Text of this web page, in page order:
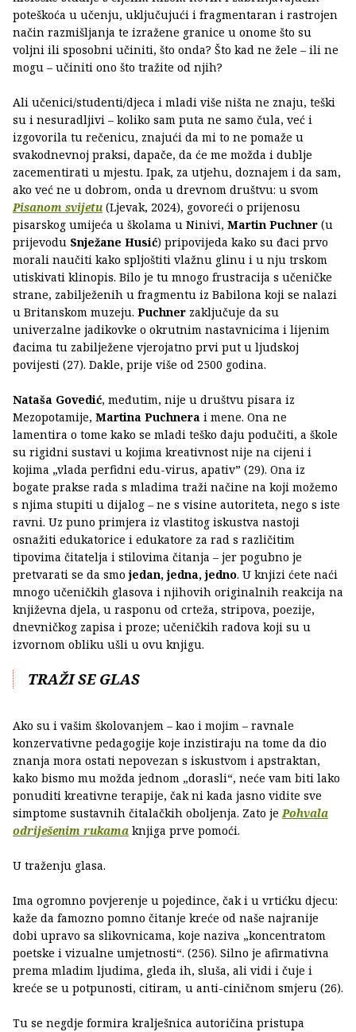
poteškoća u učenju, uključujući i fragmentaran i rastrojen
način razmišljanja te izražene granice u onome što su
voljni ili sposobni učiniti, što onda? Što kad ne žele – ili ne
mogu – učiniti ono što tražite od njih?
Ali učenici/studenti/djeca i mladi više ništa ne znaju, teški
su i nesuradljivi – koliko sam puta ne samo čula, već i
izgovorila tu rečenicu, znajući da mi to ne pomaže u
svakodnevnoj praksi, dapače, da će me možda i dublje
zacementirati u mjestu. Ipak, za utjehu, doznajem i da sam,
ako već ne u dobrom, onda u drevnom društvu: u svom
Pisanom svijetu (Ljevak, 2024), govoreći o prijenosu
pisarskog umijeća u školama u Ninivi, Martin Puchner (u
prijevodu Snježane Husić) pripovijeda kako su đaci prvo
morali naučiti kako spljoštiti vlažnu glinu i u nju trskom
utiskivati klinopis. Bilo je tu mnogo frustracija s učeničke
strane, zabilježenih u fragmentu iz Babilona koji se nalazi
u Britanskom muzeju. Puchner zaključuje da su
univerzalne jadikovke o okrutnim nastavnicima i lijenim
đacima tu zabilježene vjerojatno prvi put u ljudskoj
povijesti (27). Dakle, prije više od 2500 godina.
Nataša Govedić, međutim, nije u društvu pisara iz
Mezopotamije, Martina Puchnera i mene. Ona ne
lamentira o tome kako se mladi teško daju podučiti, a škole
su rigidni sustavi u kojima kreativnost nije na cijeni i
kojima „vlada perfidni edu-virus, apativ” (29). Ona iz
bogate prakse rada s mladima traži načine na koji možemo
s njima stupiti u dijalog – ne s visine autoriteta, nego s iste
ravni. Uz puno primjera iz vlastitog iskustva nastoji
osnažiti edukatorice i edukatore za rad s različitim
tipovima čitatelja i stilovima čitanja – jer pogubno je
pretvarati se da smojedan, jedna, jedno. U knjizi ćete naći
mnogo učeničkih glasova i njihovih originalnih reakcija na
književna djela, u rasponu od crteža, stripova, poezije,
dnevničkog zapisa i proze; učeničkih radova koji su u
izvornom obliku ušli u ovu knjigu.
TRAŽI SE GLAS
Ako su i vašim školovanjem – kao i mojim – ravnale
konzervativne pedagogije koje inzistiraju na tome da dio
znanja mora ostati nepovezan s iskustvom i apstraktan,
kako bismo mu možda jednom „dorasli“, neće vam biti lako
ponuditi kreativne terapije, čak ni kada jasno vidite sve
simptome sustavnih čitalačkih oboljenja. Zato jePohvala
odriješenim rukama knjiga prve pomoći.
U traženju glasa.
Ima ogromno povjerenje u pojedince, čak i u vrtićku djecu:
kaže da famozno pomno čitanje kreće od naše najranije
dobi upravo sa slikovnicama, koje naziva „koncentratom
poetske i vizualne umjetnosti“. (256). Silno je afirmativna
prema mladim ljudima, gleda ih, sluša, ali vidi i čuje i
kreće se u potpunosti, citiram, u anti-ciničnom smjeru (26).
Tu se negdje formira kralješnica autoričina pristupa